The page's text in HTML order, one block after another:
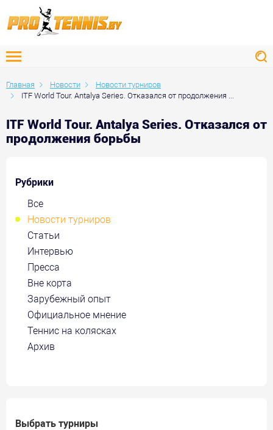
Главная Новости
Новости турниров
ITF World Tour. Antalya Series. Отказался от продолжения ...
ITF World Tour. Antalya Series. Отказался от
продолжения борьбы
Рубрики
Все
Новости турниров
Статьи
Интервью
Пресса
Вне корта
Зарубежный опыт
Официальное мнение
Теннис на колясках
Архив
Выбрать турниры